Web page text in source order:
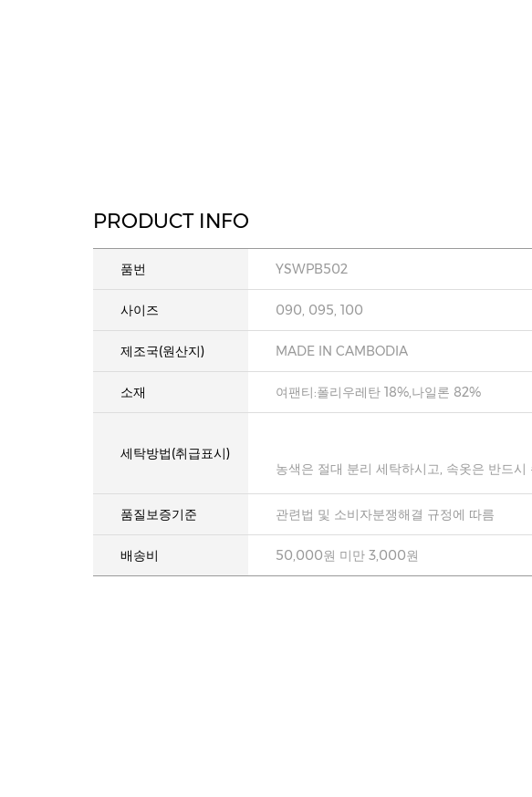
PRODUCT INFO
품번 YSWPB502
사이즈 090, 095, 100
제조국(원산지) MADE IN CAMBODIA
소재 여팬티:폴리우레탄 18%,나일론 82%
세탁방법(취급표시)
농색은 절대 분리 세탁하시고, 속옷은 반드
품질보증기준 관련법 및 소비자분쟁해결 규정에 따름
배송비 50,000원 미만 3,000원